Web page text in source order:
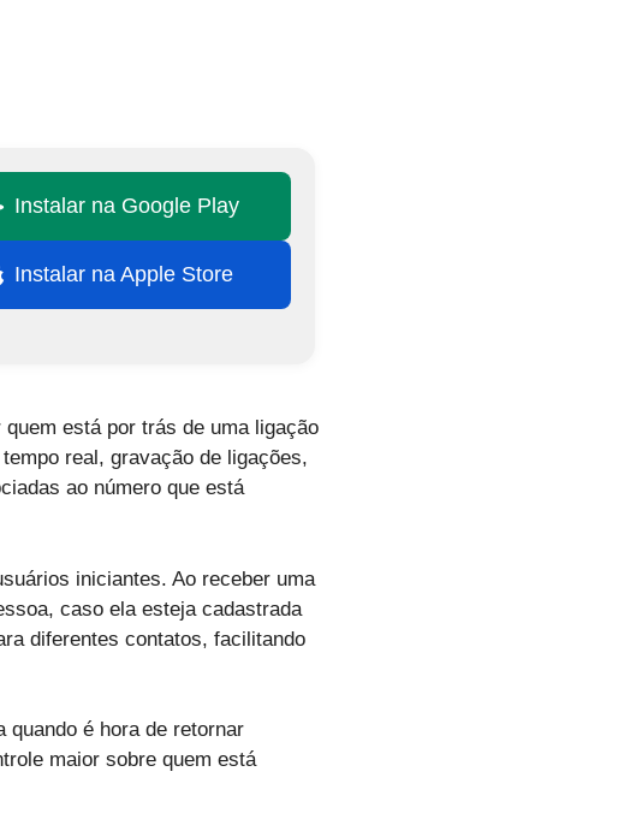
Instalar na Google Play
Instalar na Apple Store
está por trás de uma ligação
real, gravação de ligações,
ao número que está
iniciantes. Ao receber uma
caso ela esteja cadastrada
diferentes contatos, facilitando
quando é hora de retornar
maior sobre quem está